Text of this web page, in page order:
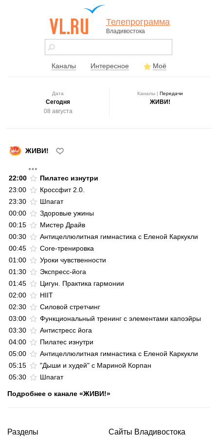
vl.ru - сайт
города
Телепрограмма
Владивостока
Каналы Интересное Моё
Дата
Сегодня
08 августа
Каналы | Передачи
ЖИВИ!
ЖИВИ!
22:00
Пилатес изнутри
23:00
Кроссфит 2.0.
23:30
Шпагат
00:00
Здоровые ужины
00:15
Мистер Драйв
00:30
Антицеллюлитная гимнастика с Еленой Каркукли
00:45
Core-тренировка
01:00
Уроки чувственности
01:30
Экспресс-йога
01:45
Цигун. Практика гармонии
02:00
HIIT
02:30
Силовой стретчинг
03:00
Функциональный тренинг с элементами капоэйры
03:30
Антистресс йога
04:00
Пилатес изнутри
05:00
Антицеллюлитная гимнастика с Еленой Каркукли
05:15
"Дыши и худей" с Мариной Корпан
05:30
Шпагат
Подробнее о канале «ЖИВИ!»
Разделы Сайты Владивостока